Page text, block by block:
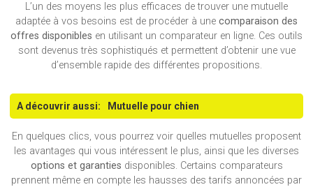
L’un des moyens les plus efficaces de trouver une mutuelle
adaptée à vos besoins est de procéder à une comparaison des
offres disponibles en utilisant un comparateur en ligne. Ces outils
sont devenus très sophistiqués et permettent d’obtenir une vue
d’ensemble rapide des différentes propositions.
A découvrir aussi: Mutuelle pour chien
En quelques clics, vous pourrez voir quelles mutuelles proposent
les avantages qui vous intéressent le plus, ainsi que les diverses
options et garanties disponibles. Certains comparateurs
prennent même en compte les hausses des tarifs annoncées par